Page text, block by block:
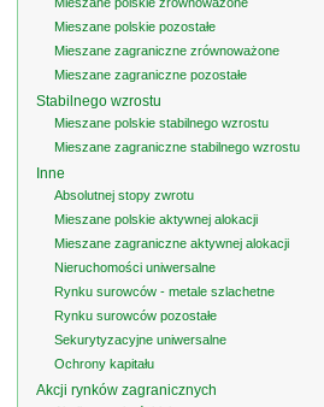
Mieszane polskie pozostałe
Mieszane zagraniczne zrównoważone
Mieszane zagraniczne pozostałe
Stabilnego wzrostu
Mieszane polskie stabilnego wzrostu
Mieszane zagraniczne stabilnego wzrostu
Inne
Absolutnej stopy zwrotu
Mieszane polskie aktywnej alokacji
Mieszane zagraniczne aktywnej alokacji
Nieruchomości uniwersalne
Rynku surowców - metale szlachetne
Rynku surowców pozostałe
Sekurytyzacyjne uniwersalne
Ochrony kapitału
Akcji rynków zagranicznych